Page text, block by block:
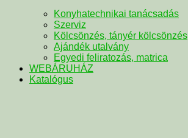
Konyhatechnikai tanácsadás
Szerviz
Kölcsönzés, tányér kölcsönzés
Ajándék utalvány
Egyedi feliratozás, matrica
WEBÁRUHÁZ
Katalógus